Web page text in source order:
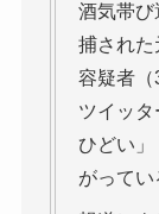
酒気帯び
捕された
容疑者（
ツイッ
ひどい
がってい